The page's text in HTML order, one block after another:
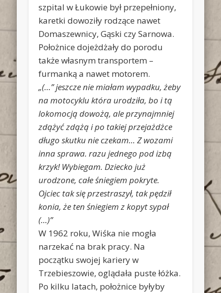
szpital w Łukowie był przepełniony,
karetki dowoziły rodzące nawet
Domaszewnicy, Gąski czy Sarnowa.
Położnice dojeżdżały do porodu
także własnym transportem –
furmanką a nawet motorem.
„(…” jeszcze nie miałam wypadku, żeby
na motocyklu która urodziła, bo i tą
lokomocją dowożą, ale przynajmniej
zdążyć zdążą i po takiej przejażdżce
długo skutku nie czekam… Z wozami
inna sprawa. razu jednego pod izbą
krzyk! Wybiegam. Dziecko już
urodzone, całe śniegiem pokryte.
Ojciec tak się przestraszył, tak pędził
konia, że ten śniegiem z kopyt sypał
(…)”
W 1962 roku, Wiśka nie mogła
narzekać na brak pracy. Na
początku swojej kariery w
Trzebieszowie, oglądała puste łóżka.
Po kilku latach, położnice byłyby